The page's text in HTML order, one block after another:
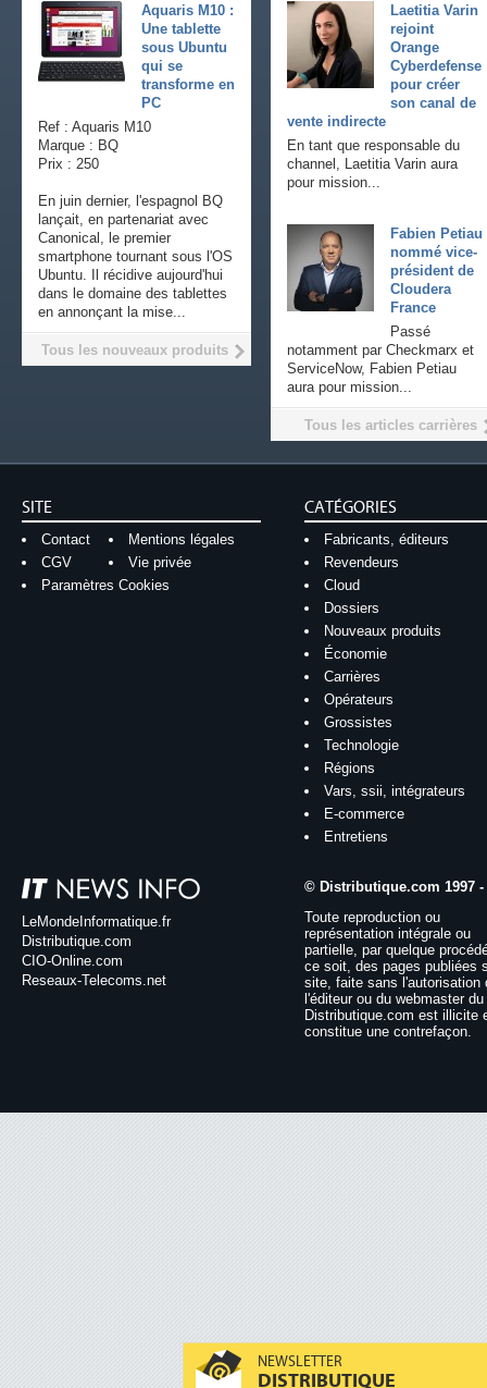
NEWSLETTER
DISTRIBUTIQUE
Laetitia Varin
rejoint
Orange
Cyberdefense
pour créer
son canal de
vente indirecte
En tant que responsable du
channel, Laetitia Varin aura
pour mission...
Fabien Petiau
nommé vice-
président de
Cloudera
France
Passé
notamment par Checkmarx et
ServiceNow, Fabien Petiau
aura pour mission...
Tous les articles carrières
Aquaris M10 :
Une tablette
sous Ubuntu
qui se
transforme en
PC
Ref : Aquaris M10
Marque : BQ
Prix : 250
En juin dernier, l'espagnol BQ
lançait, en partenariat avec
Canonical, le premier
smartphone tournant sous l'OS
Ubuntu. Il récidive aujourd'hui
dans le domaine des tablettes
en annonçant la mise...
Tous les nouveaux produits
SITE
Contact
Mentions légales
CGV
Vie privée
Paramètres Cookies
CATÉGORIES
Fabricants, éditeurs
Revendeurs
Cloud
Dossiers
Nouveaux produits
Économie
Carrières
Opérateurs
Grossistes
Technologie
Régions
Vars, ssii, intégrateurs
E-commerce
Entretiens
LeMondeInformatique.fr
Distributique.com
CIO-Online.com
Reseaux-Telecoms.net
© Distributique.com 1997 -
Toute reproduction ou
représentation intégrale ou
partielle, par quelque
ce soit, des pages publiées
site, faite sans l'autorisation
l'éditeur ou du webmaster
Distributique.com est illicite
constitue une contrefaçon.